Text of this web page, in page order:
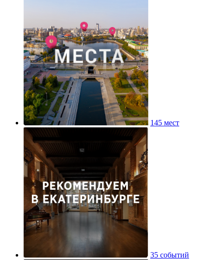
145 мест
35 событий